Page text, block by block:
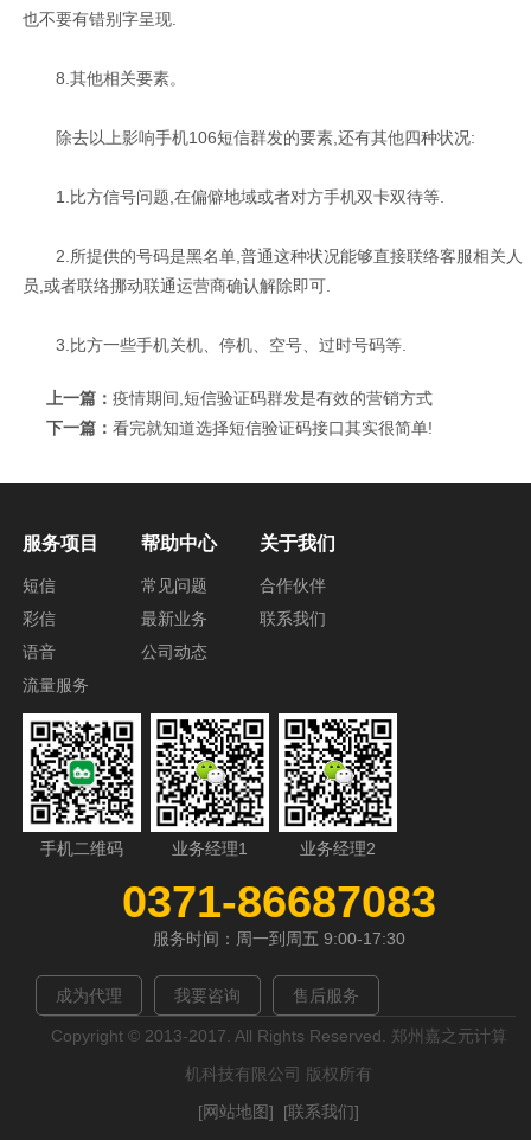
也不要有错别字呈现.
8.其他相关要素。
除去以上影响手机106短信群发的要素,还有其他四种状况:
1.比方信号问题,在偏僻地域或者对方手机双卡双待等.
2.所提供的号码是黑名单,普通这种状况能够直接联络客服相关人
员,或者联络挪动联通运营商确认解除即可.
3.比方一些手机关机、停机、空号、过时号码等.
上一篇： 疫情期间,短信验证码群发是有效的营销方式
下一篇： 看完就知道选择短信验证码接口其实很简单!
服务项目
短信
彩信
语音
流量服务
帮助中心
常见问题
最新业务
公司动态
关于我们
合作伙伴
联系我们
手机二维码 业务经理1 业务经理2
0371-86687083
服务时间：周一到周五 9:00-17:30
成为代理 我要咨询 售后服务
Copyright © 2013-2017. All Rights Reserved. 郑州嘉之元计算
机科技有限公司 版权所有
[网站地图]
[联系我们]